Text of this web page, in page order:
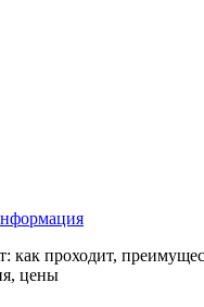
как проходит,
цены